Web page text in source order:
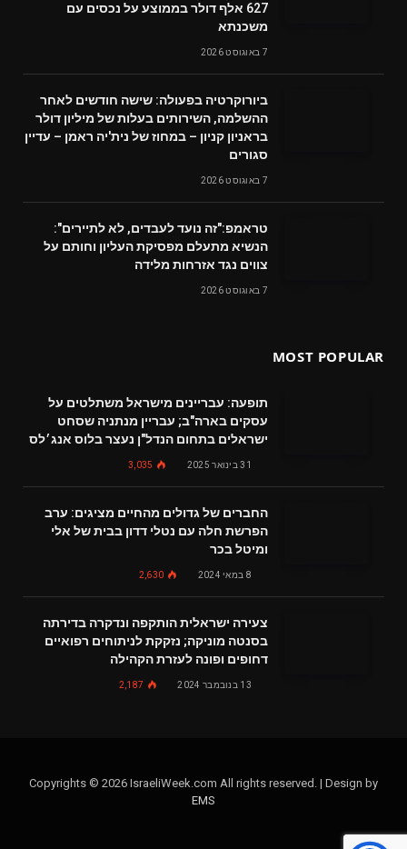
627 אלף דולר בממוצע על נכסים עם
משכנתא
7 באוגוסט 2026
ביורוקרטיה בפעולה: שישה חודשים לאחר
ההשלמה, השירותים בעלות של מיליון דולר
בראניון קניון – במחוז של נית'יה ראמן – עדיין
סגורים
7 באוגוסט 2026
טראמפ:"זה נועד לעבדים, לא לתיירים":
הנשיא מתעלם מפסיקת העליון וחותם על
צווים נגד אזרחות מלידה
7 באוגוסט 2026
MOST POPULAR
תופעה: עבריינים מישראל משתלטים על
עסקים בארה"ב; עבריין מנתניה שסחט
ישראלים בתחום הנדל"ן נעצר בלוס אנג׳לס
31 בינואר 2025 3,035
החברים של גדולים מהחיים מציגים: ערב
הפרשת חלה עם נטלי דדון בבית של אלי
ומיטל בכר
8 במאי 2024 2,630
צעירה ישראלית הותקפה ונדקרה בדירתה
בסנטה מוניקה; נזקקת לניתוחים רפואיים
דחופים ופונה לעזרת הקהילה
13 בנובמבר 2024 2,187
Copyrights © 2026 IsraeliWeek.com All rights reserved. | Design by
EMS